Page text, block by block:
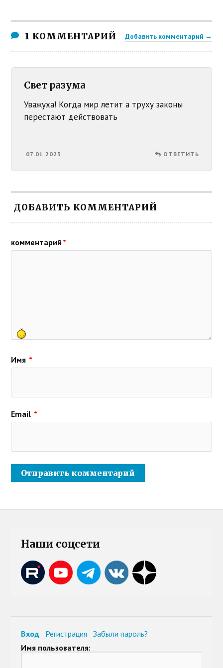
1 КОММЕНТАРИЙ Добавить комментарий →
Свет разума
Уважуха! Когда мир летит а труху законы
перестают действовать
07.01.2023 ОТВЕТИТЬ
ДОБАВИТЬ КОММЕНТАРИЙ
комментарий *
Имя *
Email *
Наши соцсети
Вход Регистрация
Забыли пароль?
Имя пользователя: